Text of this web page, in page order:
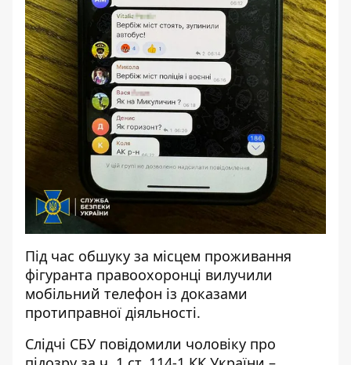
Під час обшуку за місцем проживання
фігуранта правоохоронці вилучили
мобільний телефон із доказами
протиправної діяльності.
Слідчі СБУ повідомили чоловіку про